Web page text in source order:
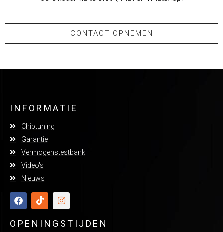
CONTACT OPNEMEN
INFORMATIE
Chiptuning
Garantie
Vermogenstestbank
Video's
Nieuws
OPENINGSTIJDEN